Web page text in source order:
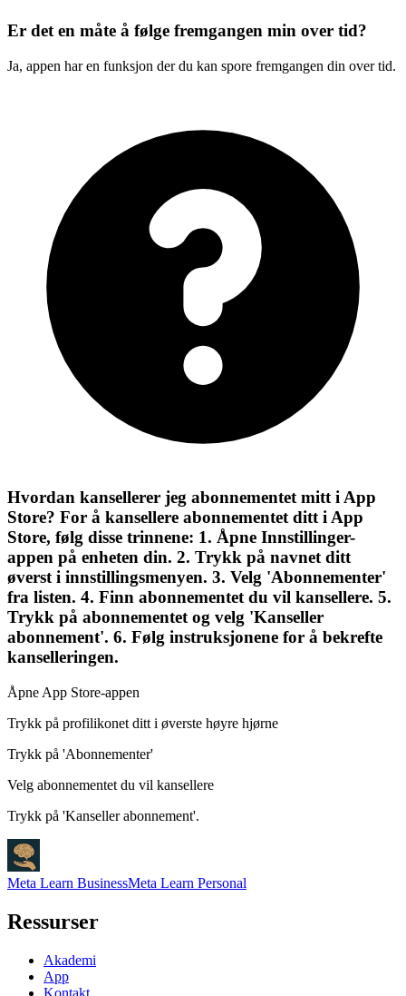
Er det en måte å følge fremgangen min over tid?
Ja, appen har en funksjon der du kan spore fremgangen din over tid.
Hvordan kansellerer jeg abonnementet mitt i App
Store? For å kansellere abonnementet ditt i App
Store, følg disse trinnene: 1. Åpne Innstillinger-
appen på enheten din. 2. Trykk på navnet ditt
øverst i innstillingsmenyen. 3. Velg 'Abonnementer'
fra listen. 4. Finn abonnementet du vil kansellere. 5.
Trykk på abonnementet og velg 'Kanseller
abonnement'. 6. Følg instruksjonene for å bekrefte
kanselleringen.
Åpne App Store-appen
Trykk på profilikonet ditt i øverste høyre hjørne
Trykk på 'Abonnementer'
Velg abonnementet du vil kansellere
Trykk på 'Kanseller abonnement'.
Meta Learn BusinessMeta Learn Personal
Ressurser
Akademi
App
Kontakt